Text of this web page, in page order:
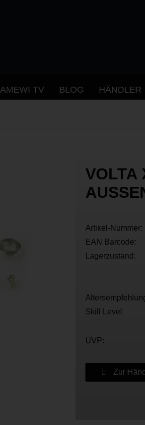
AMEWI TV BLOG HÄNDLER
VOLTA
Artikel-Nummer:
EAN Barcode:
Lagerzustand:
Skill Level
UVP:
Zur